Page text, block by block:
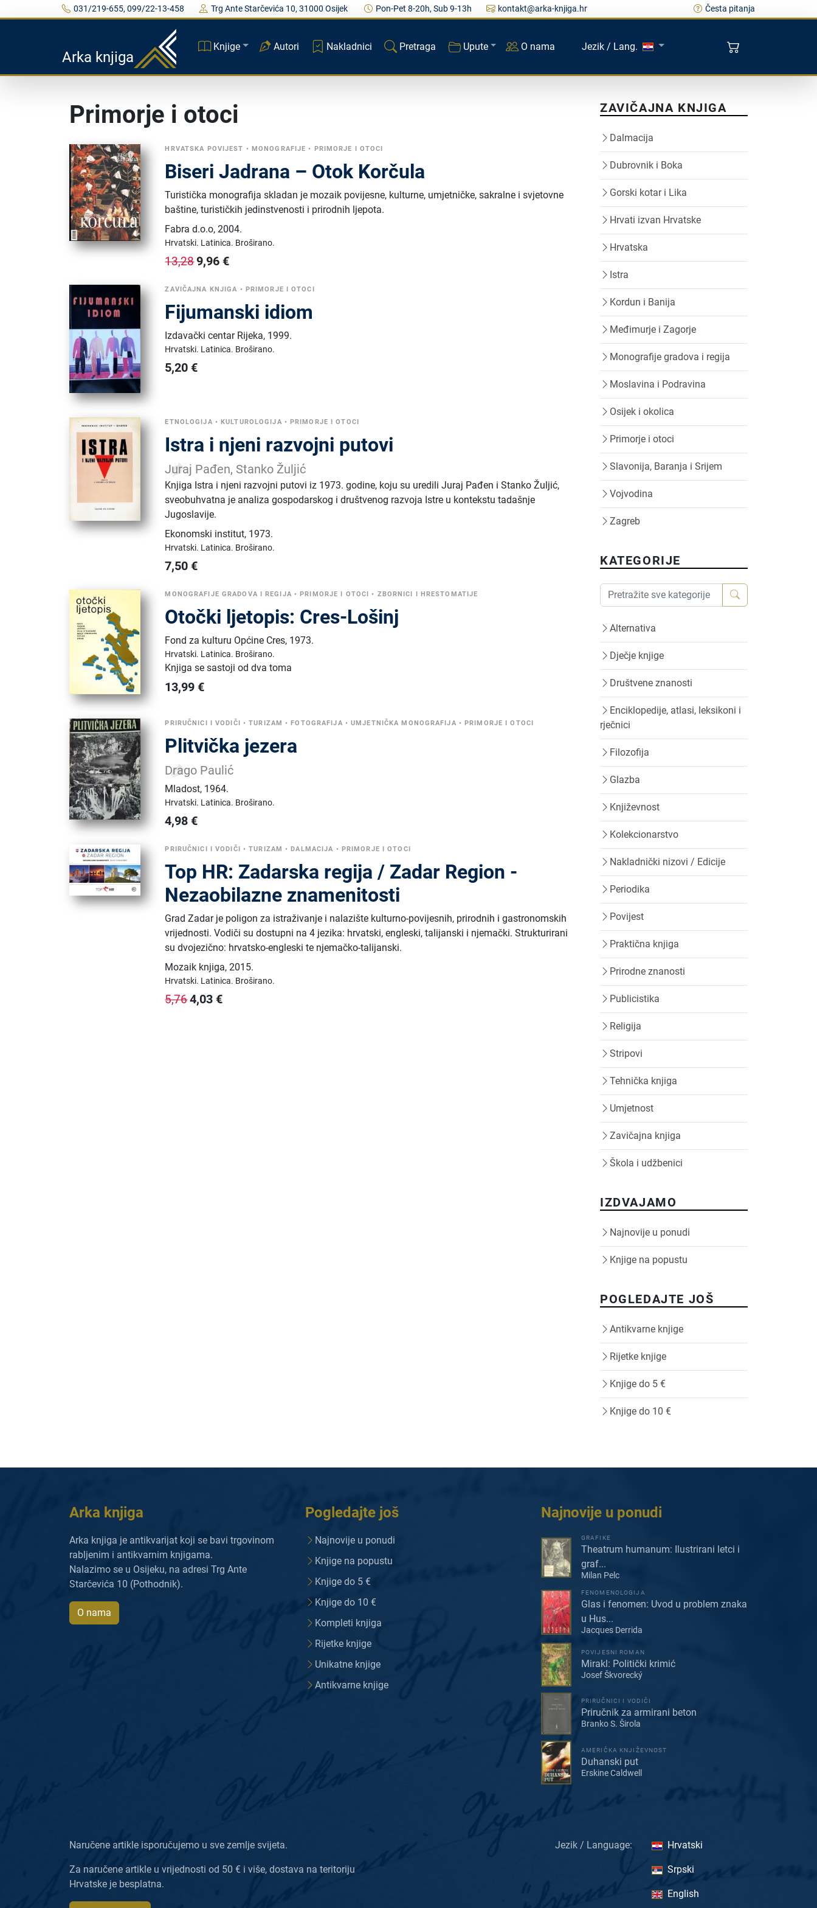
031/219-655, 099/22-13-458 Trg Ante Starčevića 10, 31000 Osijek Pon-Pet 8-20h, Sub 9-13h kontakt@arka-knjiga.hr Česta pitanja
Arka knjiga
Knjige Autori Nakladnici Pretraga Upute O nama Jezik / Lang.
Primorje i otoci
HRVATSKA POVIJEST • MONOGRAFIJE • PRIMORJE I OTOCI
Biseri Jadrana – Otok Korčula
Turistička monografija skladan je mozaik povijesne, kulturne, umjetničke, sakralne i svjetovne
baštine, turističkih jedinstvenosti i prirodnih ljepota.
Fabra d.o.o,2004.
Hrvatski. Latinica. Broširano.
13,289,96 €
ZAVIČAJNA KNJIGA • PRIMORJE I OTOCI
Fijumanski idiom
Izdavački centar Rijeka, 1999.
Hrvatski. Latinica. Broširano.
5,20 €
ETNOLOGIJA • KULTUROLOGIJA • PRIMORJE I OTOCI
Istra i njeni razvojni putovi
Juraj Pađen, Stanko Žuljić
Knjiga Istra i njeni razvojni putovi iz 1973. godine, koju su uredili Juraj Pađen i Stanko Žuljić,
sveobuhvatna je analiza gospodarskog i društvenog razvoja Istre u kontekstu tadašnje
Jugoslavije.
Ekonomski institut, 1973.
Hrvatski. Latinica. Broširano.
7,50 €
MONOGRAFIJE GRADOVA I REGIJA • PRIMORJE I OTOCI • ZBORNICI I HRESTOMATIJE
Otočki ljetopis: Cres-Lošinj
Fond za kulturu Općine Cres, 1973.
Hrvatski. Latinica. Broširano.
Knjiga se sastoji od dva toma
13,99 €
PRIRUČNICI I VODIČI •TURIZAM • FOTOGRAFIJA •UMJETNIČKA MONOGRAFIJA • PRIMORJE I OTOCI
Plitvička jezera
Drago Paulić
Mladost, 1964.
Hrvatski. Latinica. Broširano.
4,98 €
PRIRUČNICI I VODIČI •TURIZAM • DALMACIJA • PRIMORJE I OTOCI
Top HR: Zadarska regija / Zadar Region -
Nezaobilazne znamenitosti
Grad Zadar je poligon za istraživanje i nalazište kulturno-povijesnih, prirodnih i gastronomskih
vrijednosti. Vodiči su dostupni na 4 jezika: hrvatski, engleski, talijanski i njemački. Strukturirani
su dvojezično: hrvatsko-engleski te njemačko-talijanski.
Mozaik knjiga,2015.
Hrvatski. Latinica. Broširano.
5,764,03 €
ZAVIČAJNA KNJIGA
Dalmacija
Dubrovnik i Boka
Gorski kotar i Lika
Hrvati izvan Hrvatske
Hrvatska
Istra
Kordun i Banija
Međimurje i Zagorje
Monografije gradova i regija
Moslavina i Podravina
Osijek i okolica
Primorje i otoci
Slavonija, Baranja i Srijem
Vojvodina
Zagreb
KATEGORIJE
Alternativa
Dječje knjige
Društvene znanosti
Enciklopedije, atlasi, leksikoni i
rječnici
Filozofija
Glazba
Književnost
Kolekcionarstvo
Nakladnički nizovi / Edicije
Periodika
Povijest
Praktična knjiga
Prirodne znanosti
Publicistika
Religija
Stripovi
Tehnička knjiga
Umjetnost
Zavičajna knjiga
Škola i udžbenici
IZDVAJAMO
Najnovije u ponudi
Knjige na popustu
POGLEDAJTE JOŠ
Antikvarne knjige
Rijetke knjige
Knjige do 5 €
Knjige do 10 €
Arka knjiga
Arka knjiga je antikvarijat koji se bavi trgovinom
rabljenim i antikvarnim knjigama.
Nalazimo se u Osijeku, na adresi Trg Ante
Starčevića 10 (Pothodnik).
O nama
Pogledajte još
Najnovije u ponudi
Knjige na popustu
Knjige do 5 €
Knjige do 10 €
Kompleti knjiga
Rijetke knjige
Unikatne knjige
Antikvarne knjige
Najnovije u ponudi
GRAFIKE
Theatrum humanum: Ilustrirani letci i
graf...
Milan Pelc
FENOMENOLOGIJA
Glas i fenomen: Uvod u problem znaka
u Hus...
Jacques Derrida
POVIJESNI ROMAN
Mirakl: Politički krimić
Josef Škvorecký
PRIRUČNICI I VODIČI
Priručnik za armirani beton
Branko S. Širola
AMERIČKA KNJIŽEVNOST
Duhanski put
Erskine Caldwell
Naručene artikle isporučujemo u sve zemlje svijeta.
Za naručene artikle u vrijednosti od 50 € i više, dostava na teritoriju
Hrvatske je besplatna.
Jezik / Language: Hrvatski
Srpski
English